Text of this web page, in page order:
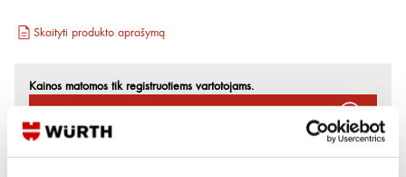
Skaityti produkto aprašymą
Kainos matomos tik registruotiems vartotojams.
Prisijungti / Registruotis